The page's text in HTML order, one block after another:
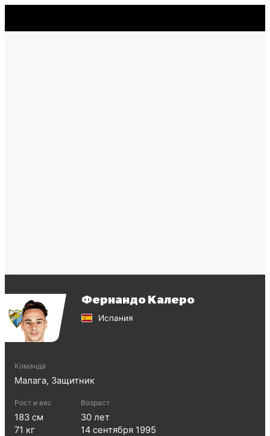
Фернандо Калеро
Испания
Команда
Малага, Защитник
Рост и вес
183 см
71 кг
Возраст
30 лет
14 сентября 1995